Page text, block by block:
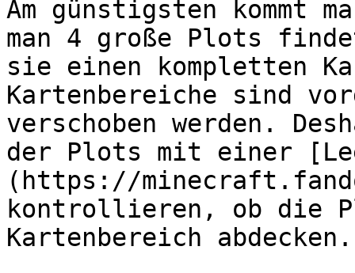
Am günstigsten kommt
man 4 große Plots
sie einen kompletten
Kartenbereiche sind
verschoben werden.
der Plots mit einer
(https://
kontrollieren, ob die
Kartenbereich abdecken.